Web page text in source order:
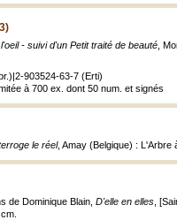
- suivi d'un Petit traité de beauté ,
903524-63-7 (Erti)
à 700 ex. dont 50 num. et signés
le réel, Amay (Belgique) : L'Arbre
de Dominique Blain, D'elle en elles ,